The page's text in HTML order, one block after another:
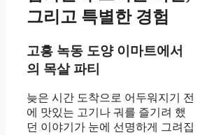
그리고 특별한 경험
고흥 녹동 도양 이마트에서
의 목살 파티
늦은 시간 도착으로 어두워지기 전
에 맛있는 고기나 궈를 즐기려 했
던 이야기가 눈에 선명하게 그려집